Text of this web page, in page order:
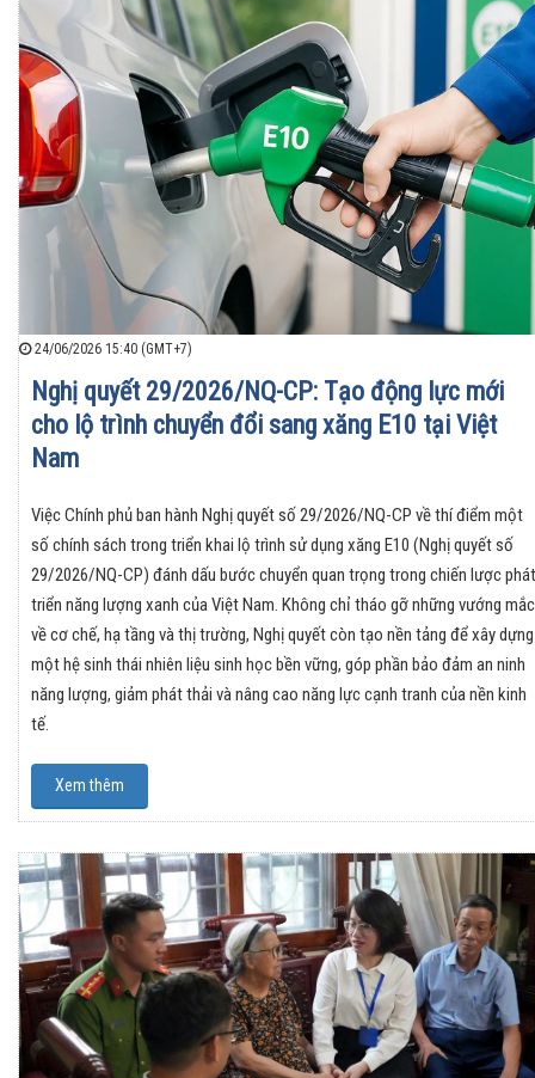
24/06/2026 15:40 (GMT+7)
Nghị quyết 29/2026/NQ-CP: Tạo động lực mới
cho lộ trình chuyển đổi sang xăng E10 tại Việt
Nam
Việc Chính phủ ban hành Nghị quyết số 29/2026/NQ-CP về thí điểm một
số chính sách trong triển khai lộ trình sử dụng xăng E10 (Nghị quyết số
29/2026/NQ-CP) đánh dấu bước chuyển quan trọng trong chiến lược phát
triển năng lượng xanh của Việt Nam. Không chỉ tháo gỡ những vướng mắc
về cơ chế, hạ tầng và thị trường, Nghị quyết còn tạo nền tảng để xây dựng
một hệ sinh thái nhiên liệu sinh học bền vững, góp phần bảo đảm an ninh
năng lượng, giảm phát thải và nâng cao năng lực cạnh tranh của nền kinh
tế.
Xem thêm